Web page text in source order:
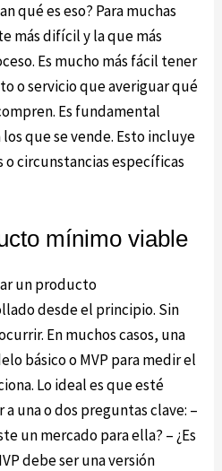
qué es eso? Para muchas
más difícil y la que más
Es mucho más fácil tener
o servicio que averiguar qué
Es fundamental
que se vende. Esto incluye
o circunstancias específicas
mínimo viable
un producto
desde el principio. Sin
En muchos casos, una
básico o MVP para medir el
Lo ideal es que esté
una o dos preguntas clave: –
un mercado para ella? – ¿Es
debe ser una versión